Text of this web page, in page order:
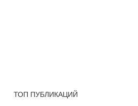
ТОП ПУБЛИКАЦИЙ